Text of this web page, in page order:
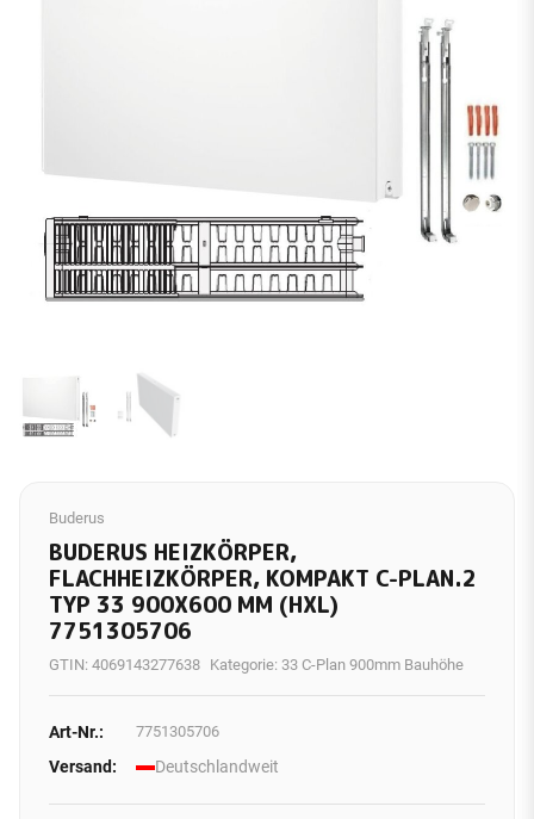
Buderus
BUDERUS HEIZKÖRPER,
FLACHHEIZKÖRPER, KOMPAKT C-PLAN.2
TYP 33 900X600 MM (HXL)
7751305706
GTIN: 4069143277638 Kategorie: 33 C-Plan 900mm Bauhöhe
Art-Nr.: 7751305706
Versand: Deutschlandweit